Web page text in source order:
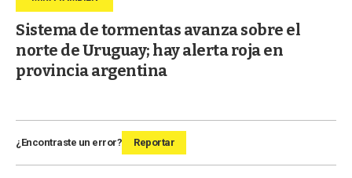
Sistema de tormentas avanza sobre el
norte de Uruguay; hay alerta roja en
provincia argentina
¿Encontraste un error? Reportar